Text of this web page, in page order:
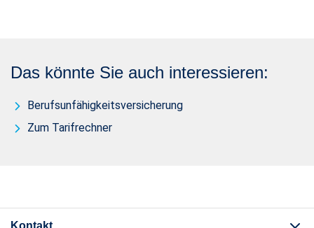
Das könnte Sie auch interessieren:
Berufsunfähigkeitsversicherung
Zum Tarifrechner
Kontakt